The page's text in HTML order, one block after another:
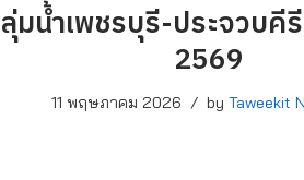
น้ำเพชรบุรี-ประจวบคี
2569
11 พฤษภาคม 2026 by Taweekit